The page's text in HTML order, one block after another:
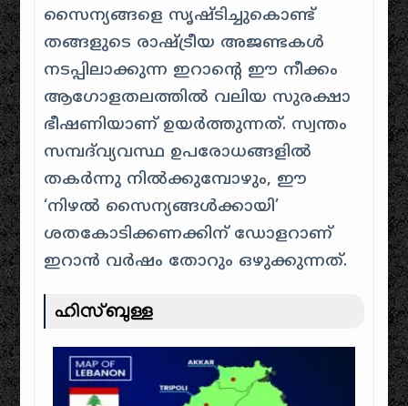
സൈന്യങ്ങളെ സൃഷ്ടിച്ചുകൊണ്ട്
തങ്ങളുടെ രാഷ്ട്രീയ അജണ്ടകൾ
നടപ്പിലാക്കുന്ന ഇറാന്റെ ഈ നീക്കം
ആഗോളതലത്തിൽ വലിയ സുരക്ഷാ
ഭീഷണിയാണ് ഉയർത്തുന്നത്. സ്വന്തം
സമ്പദ്‌വ്യവസ്ഥ ഉപരോധങ്ങളിൽ
തകർന്നു നിൽക്കുമ്പോഴും, ഈ
‘നിഴൽ സൈന്യങ്ങൾക്കായി’
ശതകോടിക്കണക്കിന് ഡോളറാണ്
ഇറാൻ വർഷം തോറും ഒഴുക്കുന്നത്.
ഹിസ്ബുള്ള